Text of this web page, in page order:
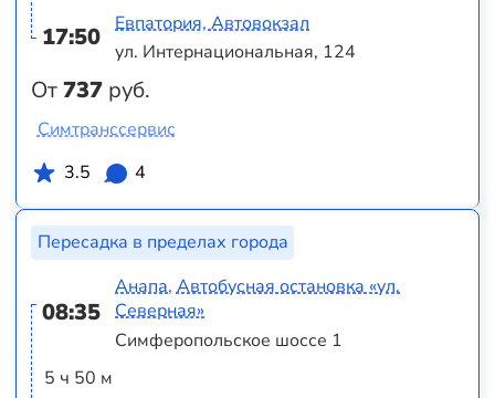
17:50
От737 руб.
Евпатория, Автовокзал
ул. Интернациональная, 124
Симтранссервис
3.5
4
Пересадка в пределах города
08:35
5 ч 50 м
Анапа, Автобусная остановка «ул.
Северная»
Симферопольское шоссе 1